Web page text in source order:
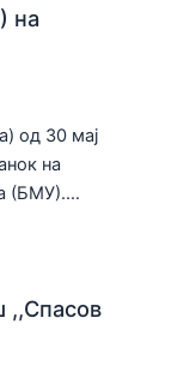
на
од 30 мај
на
(БМУ).…
,,Спасов